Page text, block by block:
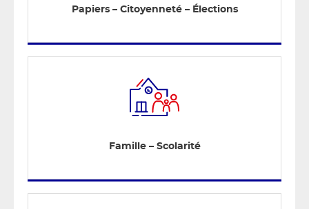
Papiers – Citoyenneté – Élections
Famille – Scolarité